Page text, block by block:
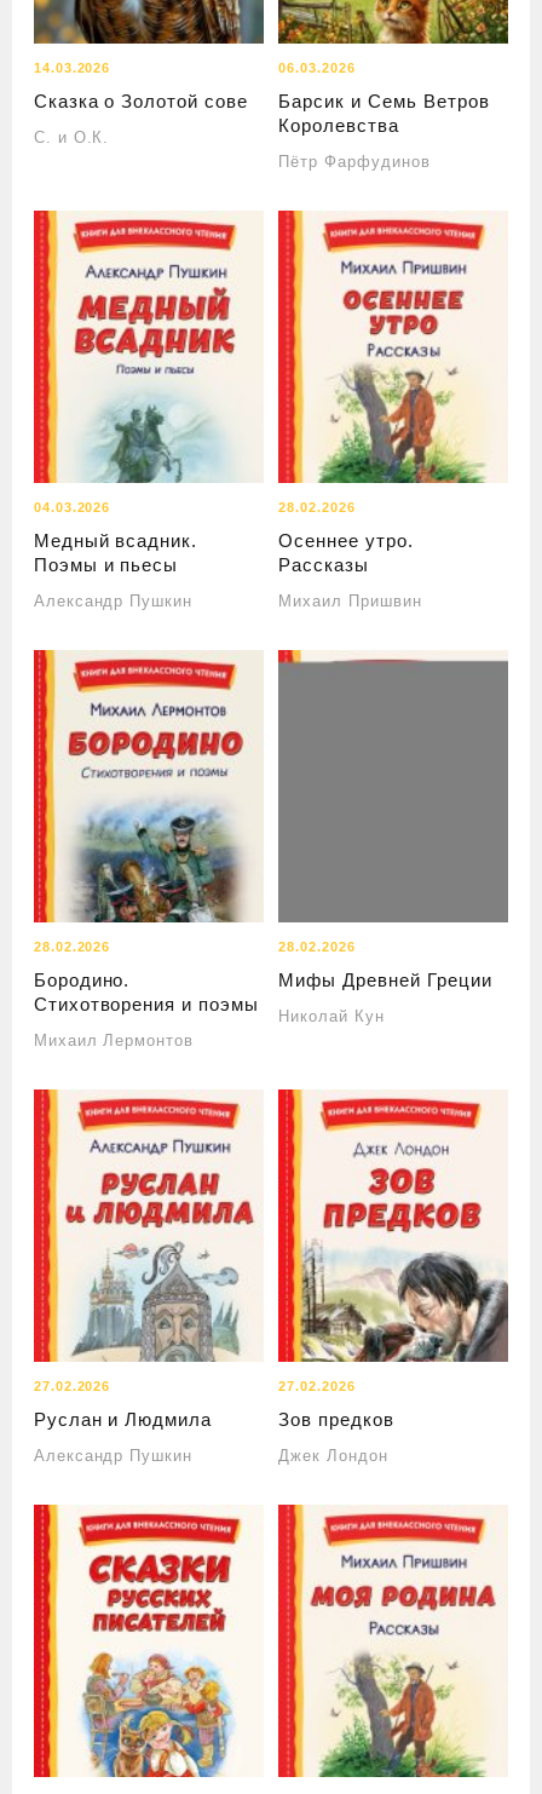
14.03.2026
Сказка о Золотой сове
С. и О.К.
06.03.2026
Барсик и Семь Ветров
Королевства
Пётр Фарфудинов
04.03.2026
Медный всадник.
Поэмы и пьесы
Александр Пушкин
28.02.2026
Осеннее утро.
Рассказы
Михаил Пришвин
28.02.2026
Бородино.
Стихотворения и поэмы
Михаил Лермонтов
28.02.2026
Мифы Древней Греции
Николай Кун
27.02.2026
Руслан и Людмила
Александр Пушкин
27.02.2026
Зов предков
Джек Лондон